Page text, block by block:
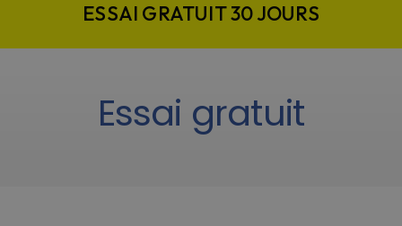
ESSAI GRATUIT 30 JOURS
Essai gratuit